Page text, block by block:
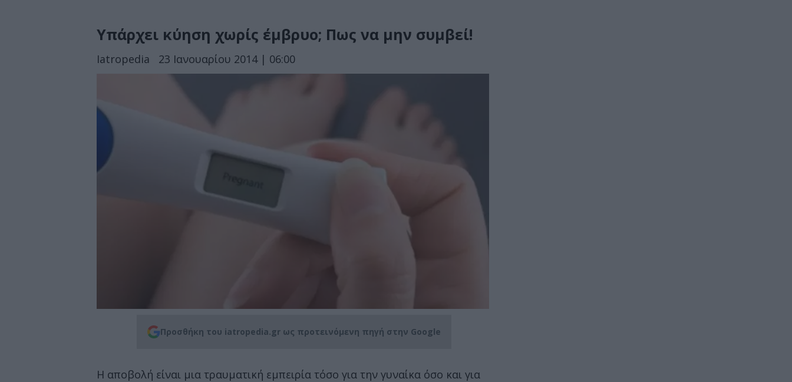
Υπάρχει κύηση χωρίς έμβρυο; Πως να μην συμβεί!
Iatropedia 23 Ιανουαρίου 2014 | 06:00
Προσθήκη του iatropedia.gr ως προτεινόμενη πηγή στην Google
Η αποβολή είναι μια τραυματική εμπειρία τόσο για την γυναίκα όσο και για